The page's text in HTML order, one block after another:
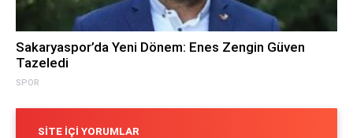
SPOR
Sakaryaspor’da Yeni Dönem: Enes Zengin Güven
Tazeledi
SITE İÇI YORUMLAR